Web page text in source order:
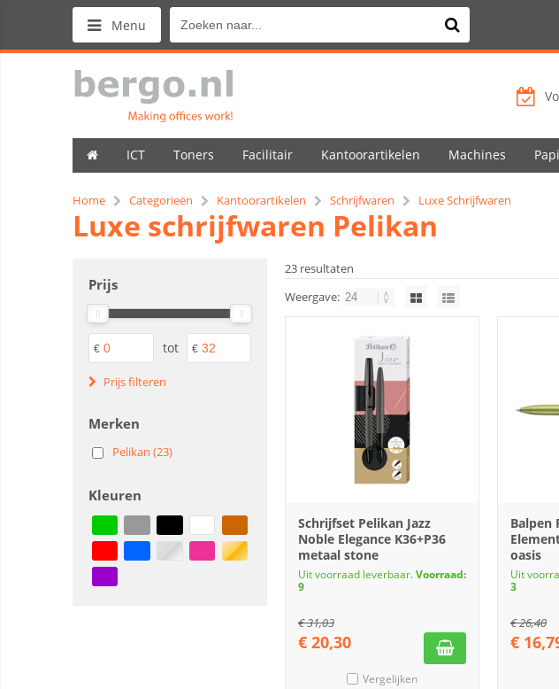
Menu
ICT Toners Facilitair Kantoorartikelen Machines
Home Categorieën Kantoorartikelen Schrijfwaren Luxe Schrijfwaren
Luxe schrijfwaren Pelikan
Prijs
€ tot €
Prijs filteren
Merken
Pelikan (23)
Kleuren
23 resultaten
Weergave:
Schrijfset Pelikan Jazz
Noble Elegance K36+P36
metaal stone
Uit voorraad leverbaar.Voorraad:
9
€31,03
€ 20,30
Vergelijken
Balpen
oasis
Uit
3
€26,40
€